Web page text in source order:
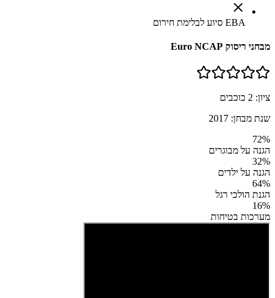
EBA סיוע לבלימת חירום
מבחני ריסוק Euro NCAP
ציון: 2 כוכבים
שנת מבחן: 2017
72%
הגנה על מבוגרים
32%
הגנה על ילדים
64%
הגנת הולכי רגל
16%
מערכות בטיחות